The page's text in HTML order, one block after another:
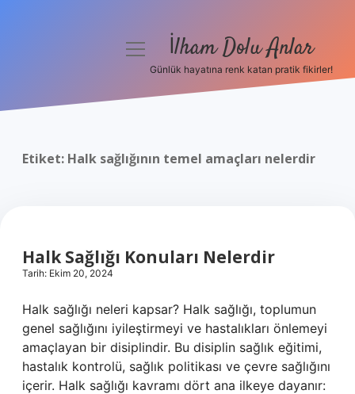
menüyü İlham Dolu Anlar
Günlük hayatına renk katan pratik fikirler!
Etiket: Halk sağlığının temel amaçları nelerdir
Halk Sağlığı Konuları Nelerdir
Tarih: Ekim 20, 2024
Halk sağlığı neleri kapsar? Halk sağlığı, toplumun
genel sağlığını iyileştirmeyi ve hastalıkları önlemeyi
amaçlayan bir disiplindir. Bu disiplin sağlık eğitimi,
hastalık kontrolü, sağlık politikası ve çevre sağlığını
içerir. Halk sağlığı kavramı dört ana ilkeye dayanır: